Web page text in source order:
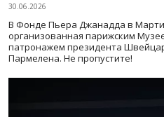
30.06.2026
В Фонде Пьера Джанадда в
организованная парижским
патронажем президента
Пармелена. Не пропустите!